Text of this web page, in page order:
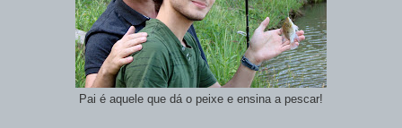
Pai é aquele que dá o peixe e ensina a pescar!